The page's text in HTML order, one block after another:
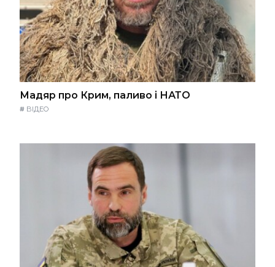
Мадяр про Крим, паливо і НАТО
# ВІДЕО